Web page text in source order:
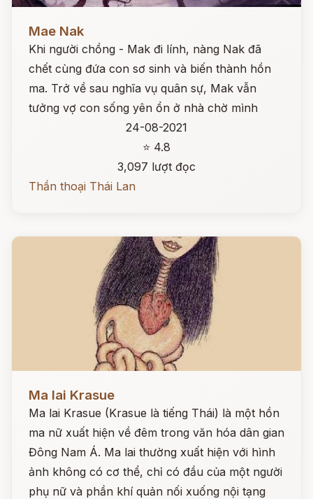
Mae Nak
Khi người chồng - Mak đi lính, nàng Nak đã
chết cùng đứa con sơ sinh và biến thành hồn
ma. Trở về sau nghĩa vụ quân sự, Mak vẫn
tưởng vợ con sống yên ổn ở nhà chờ mình
24-08-2021
⭐ 4.8
3,097 lượt đọc
Thần thoại Thái Lan
Ma lai Krasue
Ma lai Krasue (Krasue là tiếng Thái) là một hồn
ma nữ xuất hiện về đêm trong văn hóa dân gian
Đông Nam Á. Ma lai thường xuất hiện với hình
ảnh không có cơ thể, chỉ có đầu của một người
phụ nữ và phần khí quản nối xuống nội tạng